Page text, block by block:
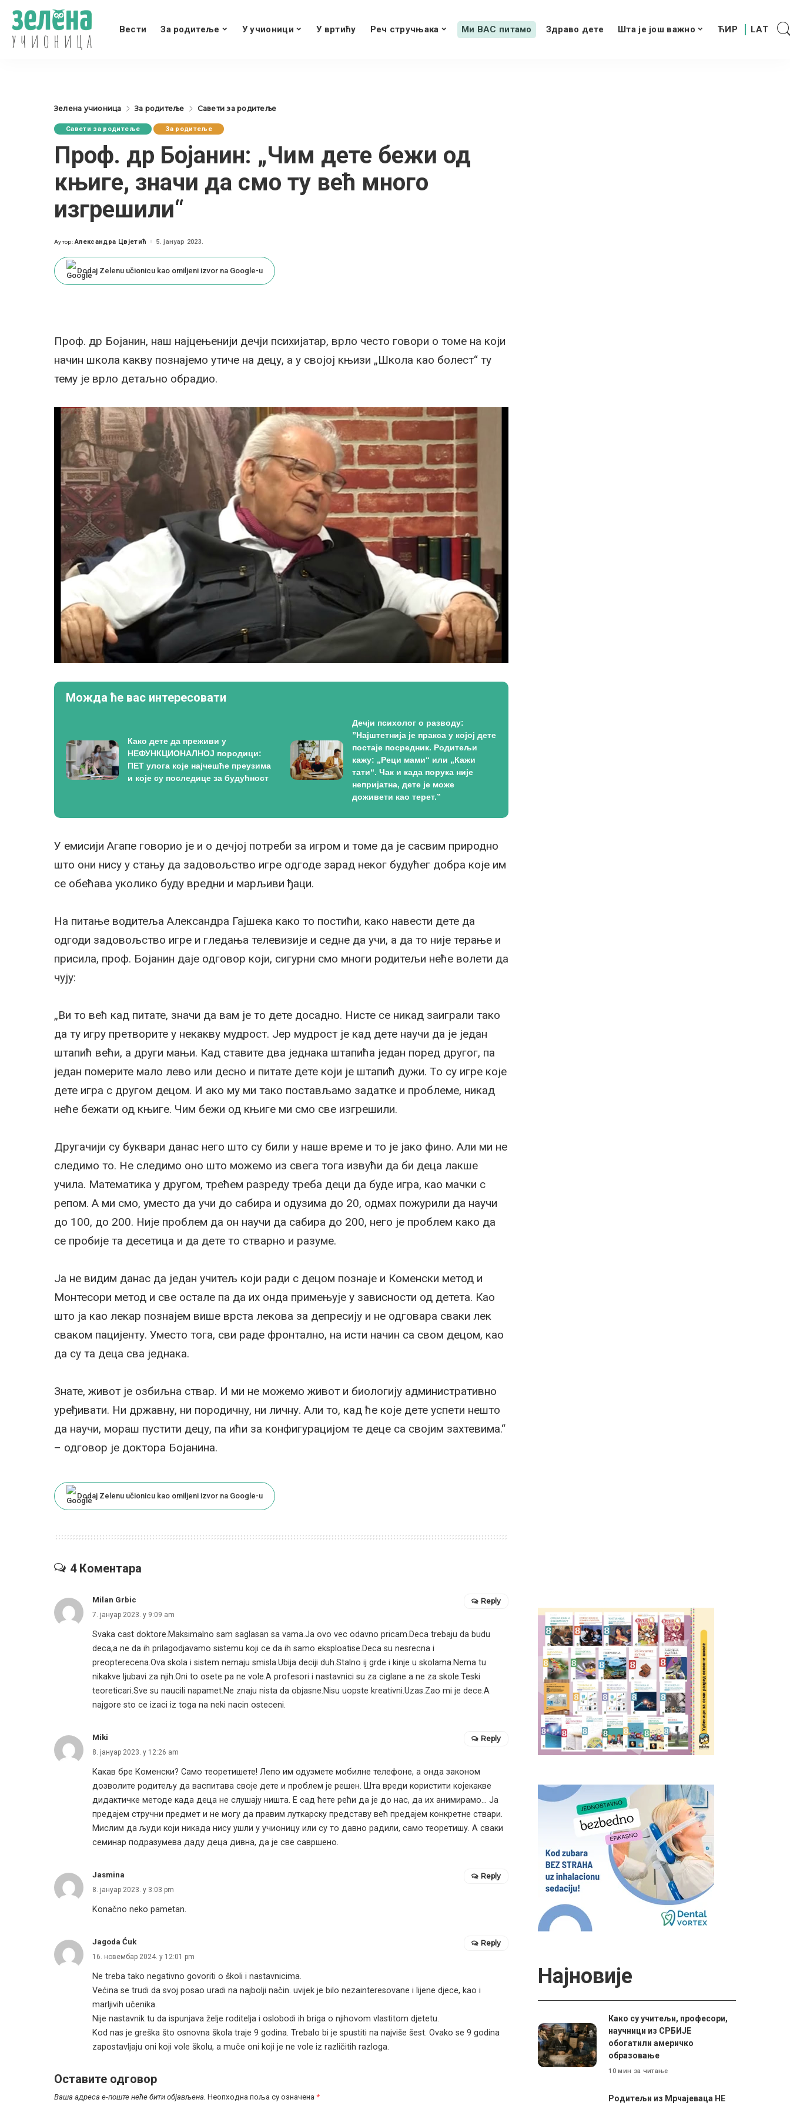
Вести За родитеље У учионици У вртићу Реч стручњака Ми ВАС питамо Здраво дете Шта је још важно
Зелена учионица За родитеље Савети за родитеље
Савети за родитеље За родитеље
Проф. др Бојанин: „Чим дете бежи од
књиге, значи да смо ту већ много
изгрешили“
Posted
Аутор: Александра Цвјетић 5. јануар 2023.
Dodaj Zelenu učionicu kao omiljeni izvor na Google-u
Проф. др Бојанин, наш најцењенији дечји психијатар, врло често говори о томе на који
начин школа какву познајемо утиче на децу, а у својој књизи „Школа као болест“ ту
тему је врло детаљно обрадио.
Можда ће вас интересовати
Како дете да преживи у
НЕФУНКЦИОНАЛНОЈ породици:
ПЕТ улога које најчешће преузима
и које су последице за будућност
Дечји психолог о разводу:
”Најштетнија је пракса у којој дете
постаје посредник. Родитељи
кажу: „Реци мами“ или „Кажи
тати“. Чак и када порука није
непријатна, дете је може
доживети као терет.”
У емисији Агапе говорио је и о дечјој потреби за игром и томе да је сасвим природно
што они нису у стању да задовољство игре одгоде зарад неког будућег добра које им
се обећава уколико буду вредни и марљиви ђаци.
На питање водитеља Александра Гајшека како то постићи, како навести дете да
одгоди задовољство игре и гледања телевизије и седне да учи, а да то није терање и
присила, проф. Бојанин даје одговор који, сигурни смо многи родитељи неће волети да
чују:
„Ви то већ кад питате, значи да вам је то дете досадно. Нисте се никад заиграли тако
да ту игру претворите у некакву мудрост. Јер мудрост је кад дете научи да је један
штапић већи, а други мањи. Кад ставите два једнака штапића један поред другог, па
један померите мало лево или десно и питате дете који је штапић дужи. То су игре које
дете игра с другом децом. И ако му ми тако постављамо задатке и проблеме, никад
неће бежати од књиге. Чим бежи од књиге ми смо све изгрешили.
Другачији су буквари данас него што су били у наше време и то је јако фино. Али ми не
следимо то. Не следимо оно што можемо из свега тога извући да би деца лакше
учила. Математика у другом, трећем разреду треба деци да буде игра, као мачки с
репом. А ми смо, уместо да учи до сабира и одузима до 20, одмах пожурили да научи
до 100, до 200. Није проблем да он научи да сабира до 200, него је проблем како да
се пробије та десетица и да дете то стварно и разуме.
Ја не видим данас да један учитељ који ради с децом познаје и Коменски метод и
Монтесори метод и све остале па да их онда примењује у зависности од детета. Као
што ја као лекар познајем више врста лекова за депресију и не одговара сваки лек
сваком пацијенту. Уместо тога, сви раде фронтално, на исти начин са свом децом, као
да су та деца сва једнака.
Знате, живот је озбиљна ствар. И ми не можемо живот и биологију административно
уређивати. Ни државну, ни породичну, ни личну. Али то, кад ће које дете успети нешто
да научи, мораш пустити децу, па ићи за конфигурацијом те деце са својим захтевима.“
– одговор је доктора Бојанина.
Dodaj Zelenu učionicu kao omiljeni izvor na Google-u
4 Коментара
Milan Grbic
7. јануар 2023. у 9:09 am
Svaka cast doktore.Maksimalno sam saglasan sa vama.Ja ovo vec odavno pricam.Deca trebaju da budu
deca,a ne da ih prilagodjavamo sistemu koji ce da ih samo eksploatise.Deca su nesrecna i
preopterecena.Ova skola i sistem nemaju smisla.Ubija deciji duh.Stalno ij grde i kinje u skolama.Nema tu
nikakve ljubavi za njih.Oni to osete pa ne vole.A profesori i nastavnici su za ciglane a ne za skole.Teski
teoreticari.Sve su naucili napamet.Ne znaju nista da objasne.Nisu uopste kreativni.Uzas.Zao mi je dece.A
najgore sto ce izaci iz toga na neki nacin osteceni.
Reply
Miki
8. јануар 2023. у 12:26 am
Какав бре Коменски? Само теоретишете! Лепо им одузмете мобилне телефоне, а онда законом
дозволите родитељу да васпитава своје дете и проблем је решен. Шта вреди користити којекакве
дидактичке методе када деца не слушају ништа. Е сад ћете рећи да је до нас, да их анимирамо… Ја
предајем стручни предмет и не могу да правим луткарску представу већ предајем конкретне ствари.
Мислим да људи који никада нису ушли у учионицу или су то давно радили, само теоретишу. А сваки
семинар подразумева даду деца дивна, да је све савршено.
Reply
Jasmina
8. јануар 2023. у 3:03 pm
Konačno neko pametan.
Reply
Jagoda Ćuk
16. новембар 2024. у 12:01 pm
Ne treba tako negativno govoriti o školi i nastavnicima.
Većina se trudi da svoj posao uradi na najbolji način. uvijek je bilo nezainteresovane i lijene djece, kao i
marljivih učenika.
Nije nastavnik tu da ispunjava želje roditelja i oslobodi ih briga o njihovom vlastitom djetetu.
Kod nas je greška što osnovna škola traje 9 godina. Trebalo bi je spustiti na najviše šest. Ovako se 9 godina
zapostavljaju oni koji vole školu, a muče oni koji je ne vole iz različitih razloga.
Reply
Оставите одговор
Ваша адреса е-поште неће бити објављена. Неопходна поља су означена *
Најновије
Како су учитељи, професори,
научници из СРБИЈЕ
обогатили америчко
образовање
10 мин за читање
Родитељи из Мрчајеваца НЕ